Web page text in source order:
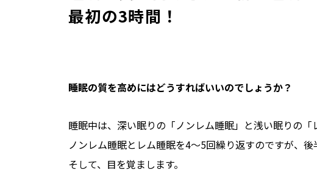
最初の3時間！
――睡眠の質を高めにはどうすればいいのでしょうか？
睡眠中は、深い眠りの「ノンレム睡眠」と浅い眠りの
ノンレム睡眠とレム睡眠を4～5回繰り返すのですが、
そして、目を覚まします。